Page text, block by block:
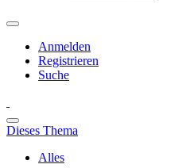
Anmelden
Registrieren
Suche
Dieses Thema
Alles